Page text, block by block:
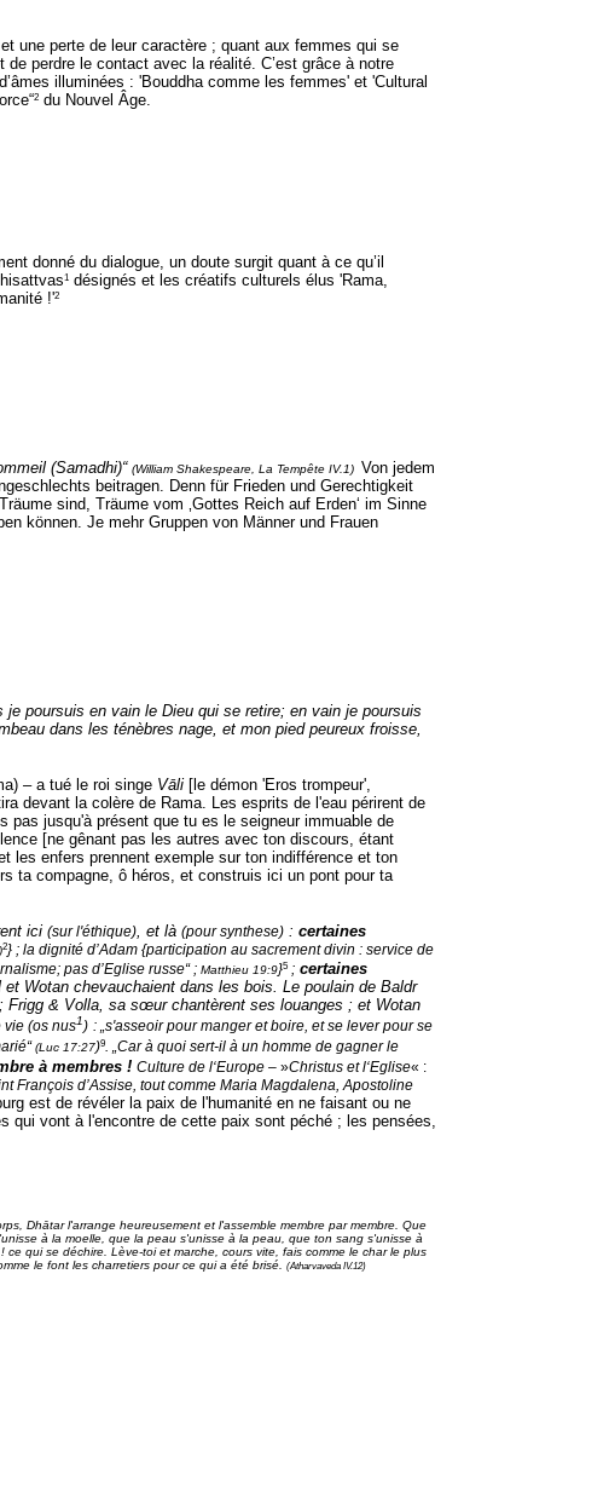
une perte de leur caractère ; quant aux femmes qui se
perdre le contact avec la réalité. C’est grâce à notre
illuminées : 'Bouddha comme les femmes' et 'Cultural
2 du Nouvel Âge.
donné du dialogue, un doute surgit quant à ce qu’il
1 désignés et les créatifs culturels élus 'Rama,
!'2
(Samadhi)“ (William Shakespeare, La Tempête IV.1) Von jedem
beitragen. Denn für Frieden und Gerechtigkeit
sind, Träume vom ‚Gottes Reich auf Erden‘ im Sinne
können. Je mehr Gruppen von Männer und Frauen
je poursuis en vain le Dieu qui se retire; en vain je poursuis
dans les ténèbres nage, et mon pied peureux froisse,
– a tué le roi singe Vāli [le démon 'Eros trompeur',
devant la colère de Rama. Les esprits de l'eau périrent de
pas jusqu'à présent que tu es le seigneur immuable de
[ne gênant pas les autres avec ton discours, étant
les enfers prennent exemple sur ton indifférence et ton
ta compagne, ô héros, et construis ici un pont pour ta
ici (sur l'éthique) , et là (pour synthese) : certaines
2} ; la dignité d’Adam {participation au sacrement divin : service de
pas d’Eglise russe“ ; Matthieu 19:9}5 ; certaines
et Wotan chevauchaient dans les bois. Le poulain de Baldr
Frigg & Volla, sa sœur chantèrent ses louanges ; et Wotan
vie (os nus1) : „s'asseoir pour manger et boire, et se lever pour se
(Luc 17:27)9. „Car à quoi sert-il à un homme de gagner le
à membres ! Culture de l‘Europe – »Christus et l‘Eglise« :
François d’Assise, tout comme Maria Magdalena, Apostoline
est de révéler la paix de l'humanité en ne faisant ou ne
qui vont à l'encontre de cette paix sont péché ; les pensées,
Dhātar l'arrange heureusement et l'assemble membre par membre. Que
à la moelle, que la peau s'unisse à la peau, que ton sang s'unisse à
qui se déchire. Lève-toi et marche, cours vite, fais comme le char le plus
le font les charretiers pour ce qui a été brisé.
(Atharvaveda IV.12)